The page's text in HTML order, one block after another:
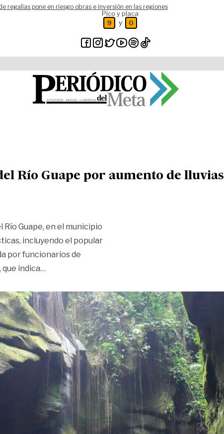
regalías pone en riesgo obras e inversión en las regiones
Pico y placa
9 y 0
Río Guape por aumento de lluvias
Guape, en el municipio
incluyendo el popular
por funcionarios de
indica…